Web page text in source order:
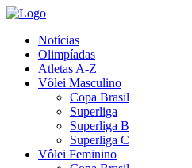
Notícias
Olimpíadas
Atletas A-Z
Vôlei Masculino
Copa Brasil
Superliga
Superliga B
Superliga C
Vôlei Feminino